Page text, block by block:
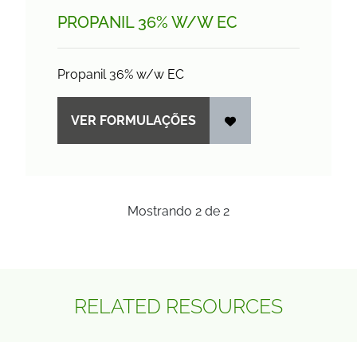
PROPANIL 36% W/W EC
Propanil 36% w/w EC
VER FORMULAÇÕES
Mostrando 2 de 2
RELATED RESOURCES